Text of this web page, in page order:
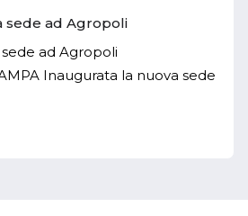
sede ad Agropoli
ad Agropoli
Inaugurata la nuova sede